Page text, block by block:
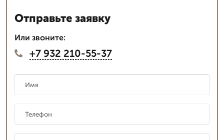
Отправьте заявку
Или звоните:
+7 932 210-55-37